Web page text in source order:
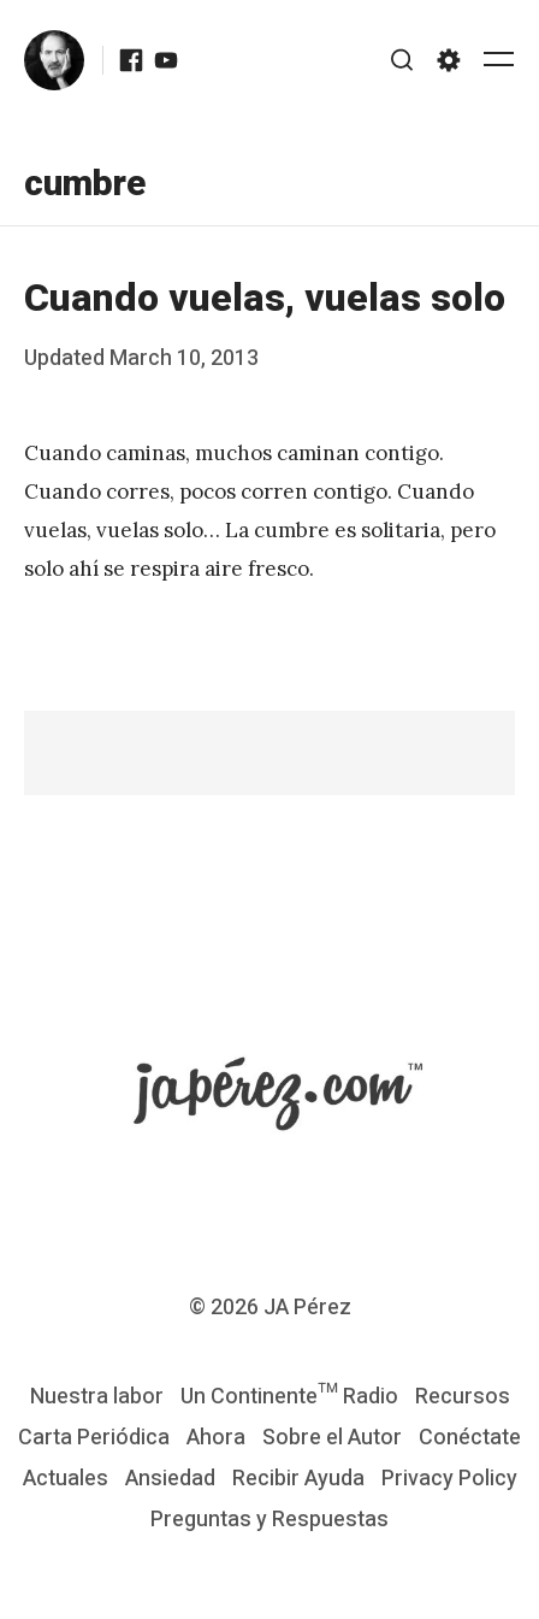
content
Facebook
Youtube
cumbre
Cuando vuelas, vuelas solo
Posted
Updated March 10, 2013
b
J
A
P
é
Cuando caminas, muchos caminan contigo.
Cuando corres, pocos corren contigo. Cuando
vuelas, vuelas solo… La cumbre es solitaria, pero
solo ahí se respira aire fresco.
© 2026 JA Pérez
Nuestra labor Un Continente™ Radio Recursos
Carta Periódica Ahora Sobre el Autor Conéctate
Actuales Ansiedad Recibir Ayuda Privacy Policy
Preguntas y Respuestas